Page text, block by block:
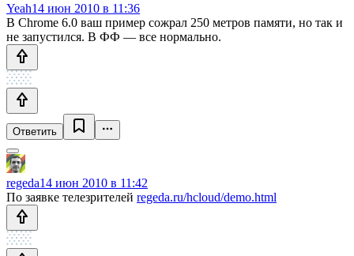
Yeah14 июн 2010 в 11:36
В Chrome 6.0 ваш пример сожрал 250 метров памяти, но так и
не запустился. В ФФ — все нормально.
Ответить
regeda14 июн 2010 в 11:42
По заявке телезрителей regeda.ru/hcloud/demo.html